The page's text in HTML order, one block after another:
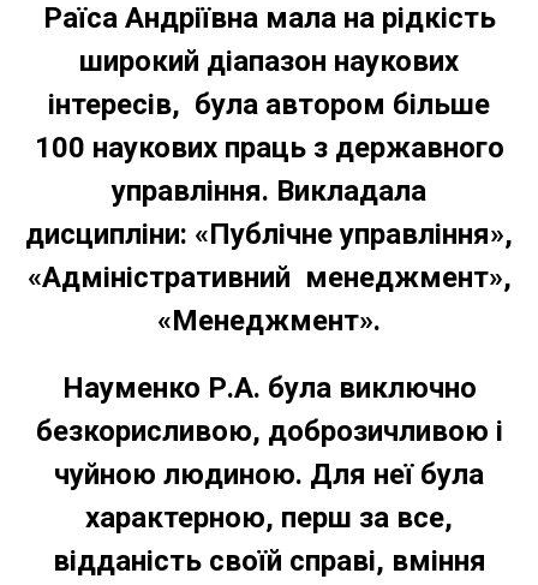
Раїса Андріївна мала на рідкість
широкий діапазон наукових
інтересів, була автором більше
100 наукових праць з державного
управління. Викладала
дисципліни: «Публічне управління»,
«Адміністративний менеджмент»,
«Менеджмент».
Науменко Р.А. була виключно
безкорисливою, доброзичливою і
чуйною людиною. Для неї була
характерною, перш за все,
відданість своїй справі, вміння